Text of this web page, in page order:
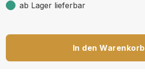
ab Lager lieferbar
In den Warenkorb